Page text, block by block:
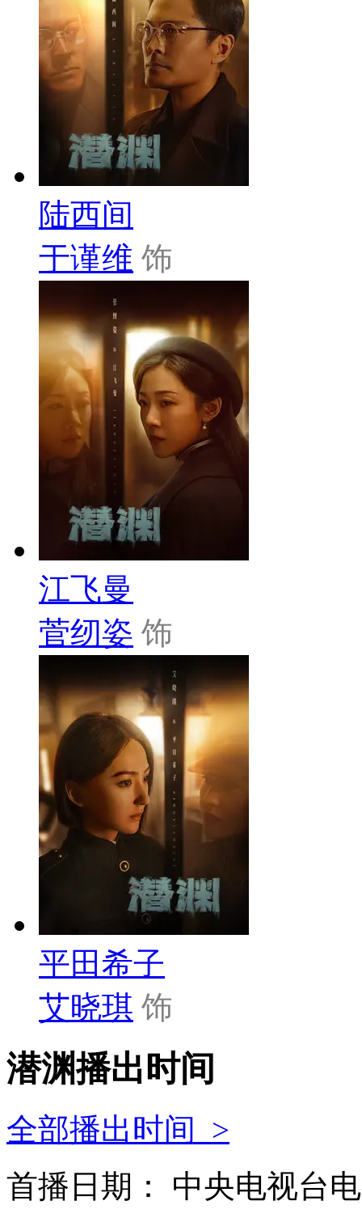
陆西间
于谨维 饰
江飞曼
菅纫姿 饰
平田希子
艾晓琪 饰
潜渊播出时间
全部播出时间 >
首播日期： 中央电视台